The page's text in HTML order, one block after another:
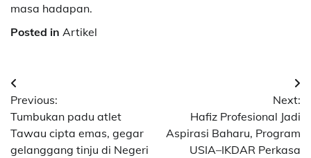
masa hadapan.
Posted in Artikel
Post
navigation
Previous:
Tumbukan padu atlet
Tawau cipta emas, gegar
gelanggang tinju di Negeri
Next:
Hafiz Profesional Jadi
Aspirasi Baharu, Program
USIA–IKDAR Perkasa